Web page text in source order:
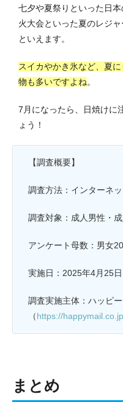
七夕や夏祭りといった日
火大会といった夏のレジ
といえます。
スイカやかき氷など、夏
物も多いですよね。
7月になったら、日焼けに
ょう！
【調査概要】
調査方法：インターネ
調査対象：成人男性・
アンケート母数：男女
実施日：2025年4月25日
調査実施主体：ハッピ
（https://
まとめ